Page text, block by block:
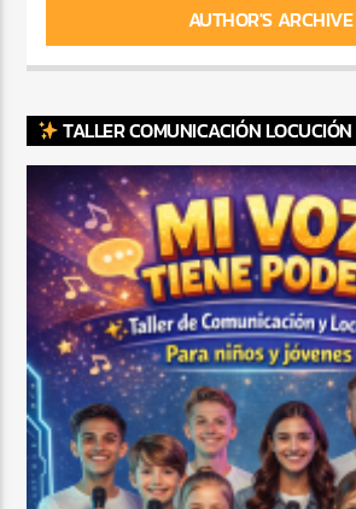
AUTHOR'S ARCHIVE
TALLER COMUNICACIÓN LOCUCIÓN